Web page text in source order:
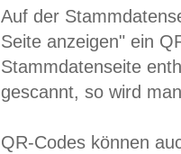
Auf der
Seite anzeigen" ein
Stammdatenseite
gescannt, so wird
QR-Codes können